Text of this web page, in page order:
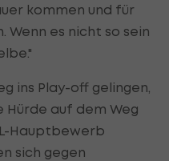
kommen und für
Wenn es nicht so sein
ins Play-off gelingen,
Hürde auf dem Weg
Hauptbewerb
sich gegen